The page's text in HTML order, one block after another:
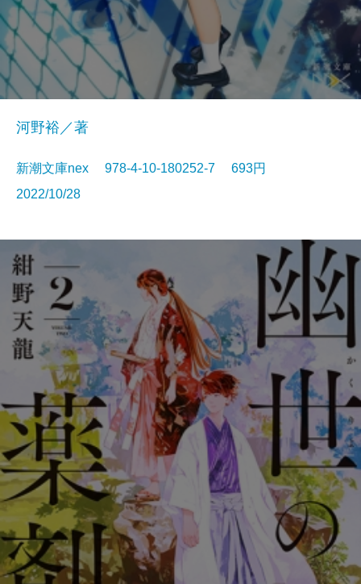
河野裕／著
新潮文庫nex 978-4-10-180252-7 693円
2022/10/28